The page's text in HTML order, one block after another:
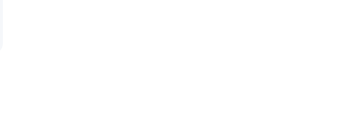
del agua UD3. Gestión y usos del agua Auditorias